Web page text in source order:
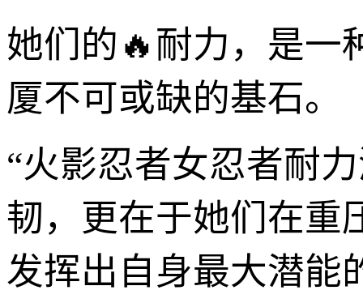
她们的🔥耐力，是一
厦不可或缺的基石。
“火影忍者女忍者耐
韧，更在于她们在重
发挥出自身最大潜能